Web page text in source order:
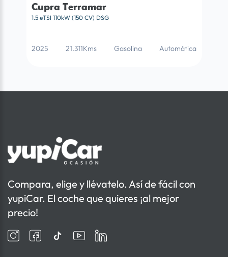
Cupra Terramar
1.5 eTSI 110kW (150 CV) DSG
2025 21.311Kms Gasolina Automática
Compara, elige y llévatelo. Así de fácil con
yupiCar. El coche que quieres ¡al mejor
precio!